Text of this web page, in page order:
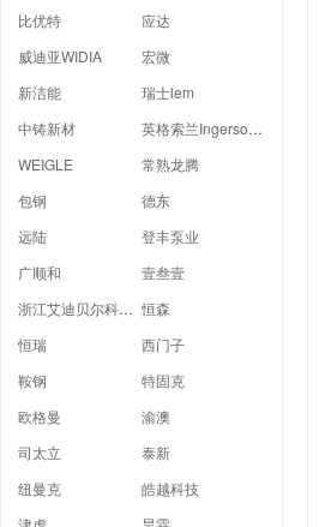
比优特
应达
威迪亚WIDIA
宏微
新洁能
瑞士lem
中铸新材
英格索兰Ingersoll Rand
WEIGLE
常熟龙腾
包钢
德东
远陆
登丰泵业
广顺和
壹叁壹
浙江艾迪贝尔科技有限公司 恒森
恒瑞
西门子
鞍钢
特固克
欧格曼
渝澳
司太立
泰新
纽曼克
皓越科技